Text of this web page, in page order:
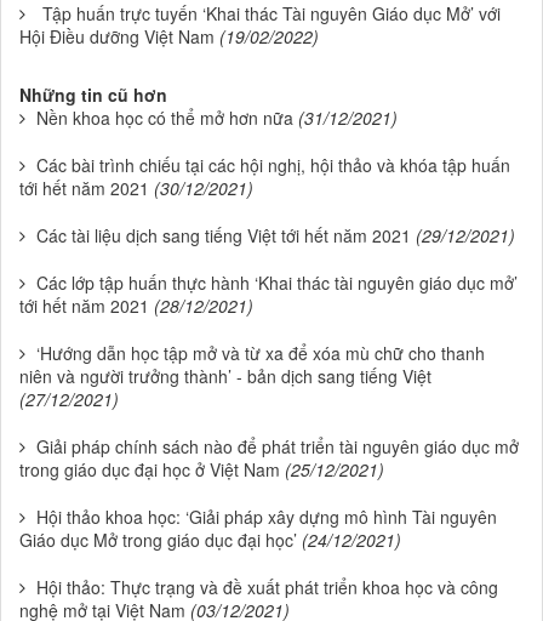
Tập huấn trực tuyến ‘Khai thác Tài nguyên Giáo dục Mở’ với
Hội Điều dưỡng Việt Nam (19/02/2022)
Những tin cũ hơn
Nền khoa học có thể mở hơn nữa (31/12/2021)
Các bài trình chiếu tại các hội nghị, hội thảo và khóa tập huấn
tới hết năm 2021 (30/12/2021)
Các tài liệu dịch sang tiếng Việt tới hết năm 2021 (29/12/2021)
Các lớp tập huấn thực hành ‘Khai thác tài nguyên giáo dục mở’
tới hết năm 2021 (28/12/2021)
‘Hướng dẫn học tập mở và từ xa để xóa mù chữ cho thanh
niên và người trưởng thành’ - bản dịch sang tiếng Việt
(27/12/2021)
Giải pháp chính sách nào để phát triển tài nguyên giáo dục mở
trong giáo dục đại học ở Việt Nam (25/12/2021)
Hội thảo khoa học: ‘Giải pháp xây dựng mô hình Tài nguyên
Giáo dục Mở trong giáo dục đại học’ (24/12/2021)
Hội thảo: Thực trạng và đề xuất phát triển khoa học và công
nghệ mở tại Việt Nam (03/12/2021)